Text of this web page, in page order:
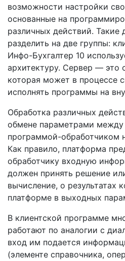
возможности настройки
основанные на
различных действий. Такие
разделить на две группы:
Инфо-Бухгалтер 10
архитектуру. Сервер — это
которая может в процессе
исполнять программы на
Обработка различных
обмене параметрами
программой-обработчиком
Как правило, платформа
обработчику входную
должен принять решение
вычисление, о результатах
платформе в выходных
В клиентской программе
работают по аналогии с
вход им подается
(элементе справочника,